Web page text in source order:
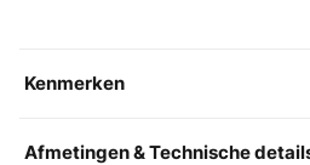
Kenmerken
Afmetingen & Technische